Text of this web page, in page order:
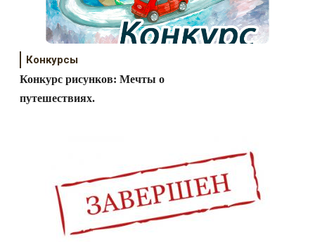
Конкурсы
Конкурс рисунков: Мечты о
путешествиях.